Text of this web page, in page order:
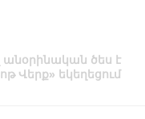
անօրինական ծես է
Վերք» եկեղեցում